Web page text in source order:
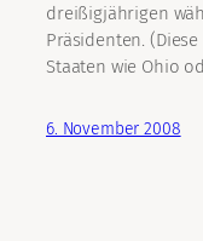
dreißigjährigen
Präsidenten.
Staaten wie Ohio
6. November 2008